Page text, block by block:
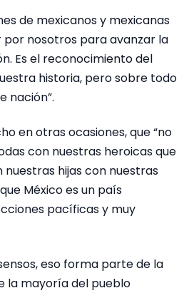
de mexicanos y mexicanas
por nosotros para avanzar la
Es el reconocimiento del
historia, pero sobre todo
nación”.
en otras ocasiones, que “no
con nuestras heroicas que
nuestras hijas con nuestras
México es un país
pacíficas y muy
eso forma parte de la
la mayoría del pueblo